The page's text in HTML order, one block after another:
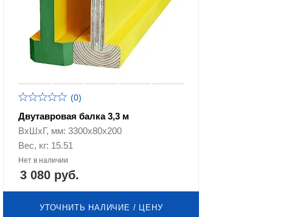
(0)
Двутавровая балка 3,3 м
ВхШхГ, мм: 3300x80x200
Вес, кг: 15.51
Нет в наличии
3 080 руб.
УТОЧНИТЬ НАЛИЧИЕ / ЦЕНУ